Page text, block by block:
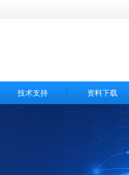
技术支持 资料下载